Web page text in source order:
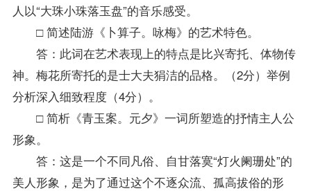
人以“大珠小珠落玉盘”的音乐感受。
□ 简述陆游《卜算子。咏梅》的艺术特色。
答：此词在艺术表现上的特点是比兴寄托、体物传
神。梅花所寄托的是士大夫狷洁的品格。（2分）举例
分析深入细致程度（4分）。
□ 简析《青玉案。元夕》一词所塑造的抒情主人公
形象。
答：这是一个不同凡俗、自甘落寞“灯火阑珊处”的
美人形象，是为了通过这个不逐众流、孤高拔俗的形